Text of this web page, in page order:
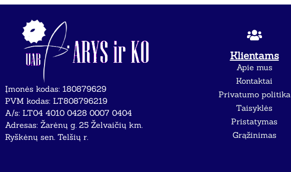
Įmonės kodas: 180879629
PVM kodas: LT808796219
A/s: LT04 4010 0428 0007 0404
Adresas: Žarėnų g. 25 Želvaičių km.
Ryškėnų sen. Telšių r.
Klientams
Apie mus
Kontaktai
Privatumo politika
Taisyklės
Pristatymas
Grąžinimas